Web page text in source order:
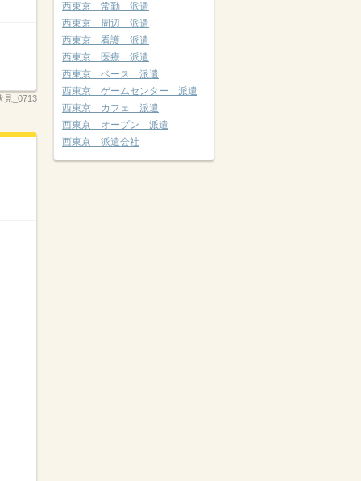
見_0713
西東京 常勤 派遣
西東京 周辺 派遣
西東京 看護 派遣
西東京 医療 派遣
西東京 ベース 派遣
西東京 ゲームセンター 派遣
西東京 カフェ 派遣
西東京 オープン 派遣
西東京 派遣会社